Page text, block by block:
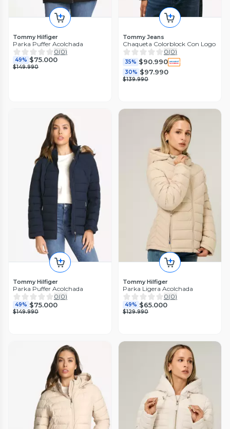
Tommy Hilfiger
Parka Puffer Acolchada
0(0)
49% $75.000
$149.990
Tommy Jeans
Chaqueta Colorblock Con Logo
0(0)
35% $90.990
30% $97.990
$139.990
Tommy Hilfiger
Parka Puffer Acolchada
0(0)
49% $75.000
$149.990
Tommy Hilfiger
Parka Ligera Acolchada
0(0)
49% $65.000
$129.990